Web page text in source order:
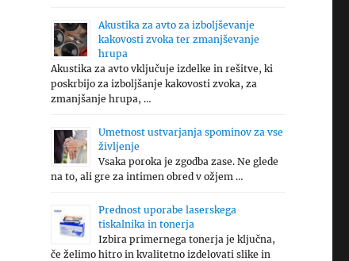
Akustika za avto za izboljševanje
kakovosti zvoka ter zmanjševanje
hrupa
Akustika za avto vključuje izdelke in rešitve, ki
poskrbijo za izboljšanje kakovosti zvoka, za
zmanjšanje hrupa, …
Umetnost ustvarjanja spominov za vse
življenje
Vsaka poroka je zgodba zase. Ne glede
na to, ali gre za intimen obred v ožjem …
Prednost uporabe laserskega
tiskalnika in tonerja
Izbira primernega tonerja je ključna,
če želimo hitro in kvalitetno izdelovati slike in